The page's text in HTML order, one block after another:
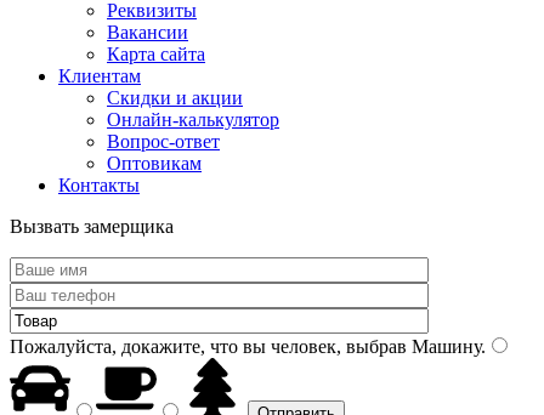
Реквизиты
Вакансии
Карта сайта
Клиентам
Скидки и акции
Онлайн-калькулятор
Вопрос-ответ
Оптовикам
Контакты
Вызвать замерщика
Пожалуйста, докажите, что вы человек, выбрав Машину.